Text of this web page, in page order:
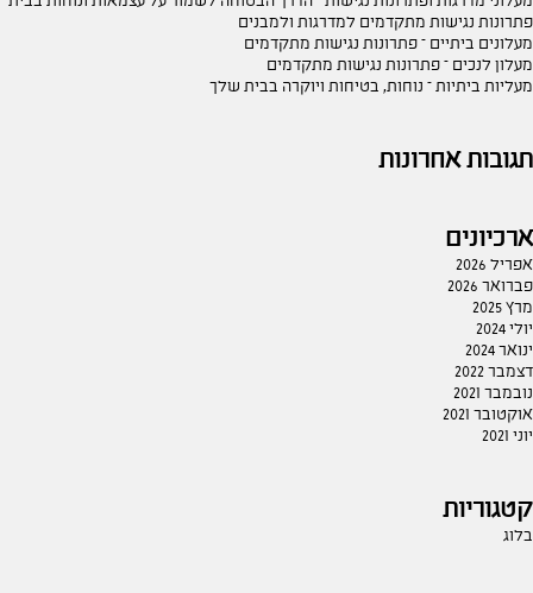
פתרונות נגישות מתקדמים למדרגות ולמבנים
מעלונים ביתיים – פתרונות נגישות מתקדמים
מעלון לנכים – פתרונות נגישות מתקדמים
מעליות ביתיות – נוחות, בטיחות ויוקרה בבית שלך
תגובות אחרונות
ארכיונים
אפריל 2026
פברואר 2026
מרץ 2025
יולי 2024
ינואר 2024
דצמבר 2022
נובמבר 2021
אוקטובר 2021
יוני 2021
קטגוריות
בלוג